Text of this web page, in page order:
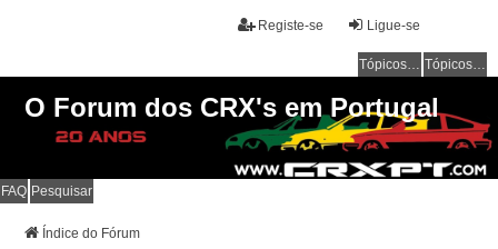
Ligue-se
Registe-se
Tópicos sem resposta Tópicos ativos
O Forum dos CRX's em Portugal
FAQ Pesquisar
Índice do Fórum